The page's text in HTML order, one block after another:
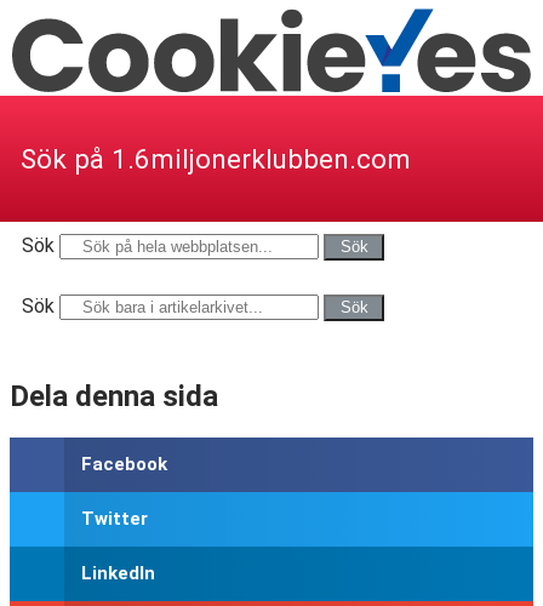
Sök på 1.6miljonerklubben.com
Sök Sök
Sök Sök
Dela denna sida
Facebook
Twitter
LinkedIn